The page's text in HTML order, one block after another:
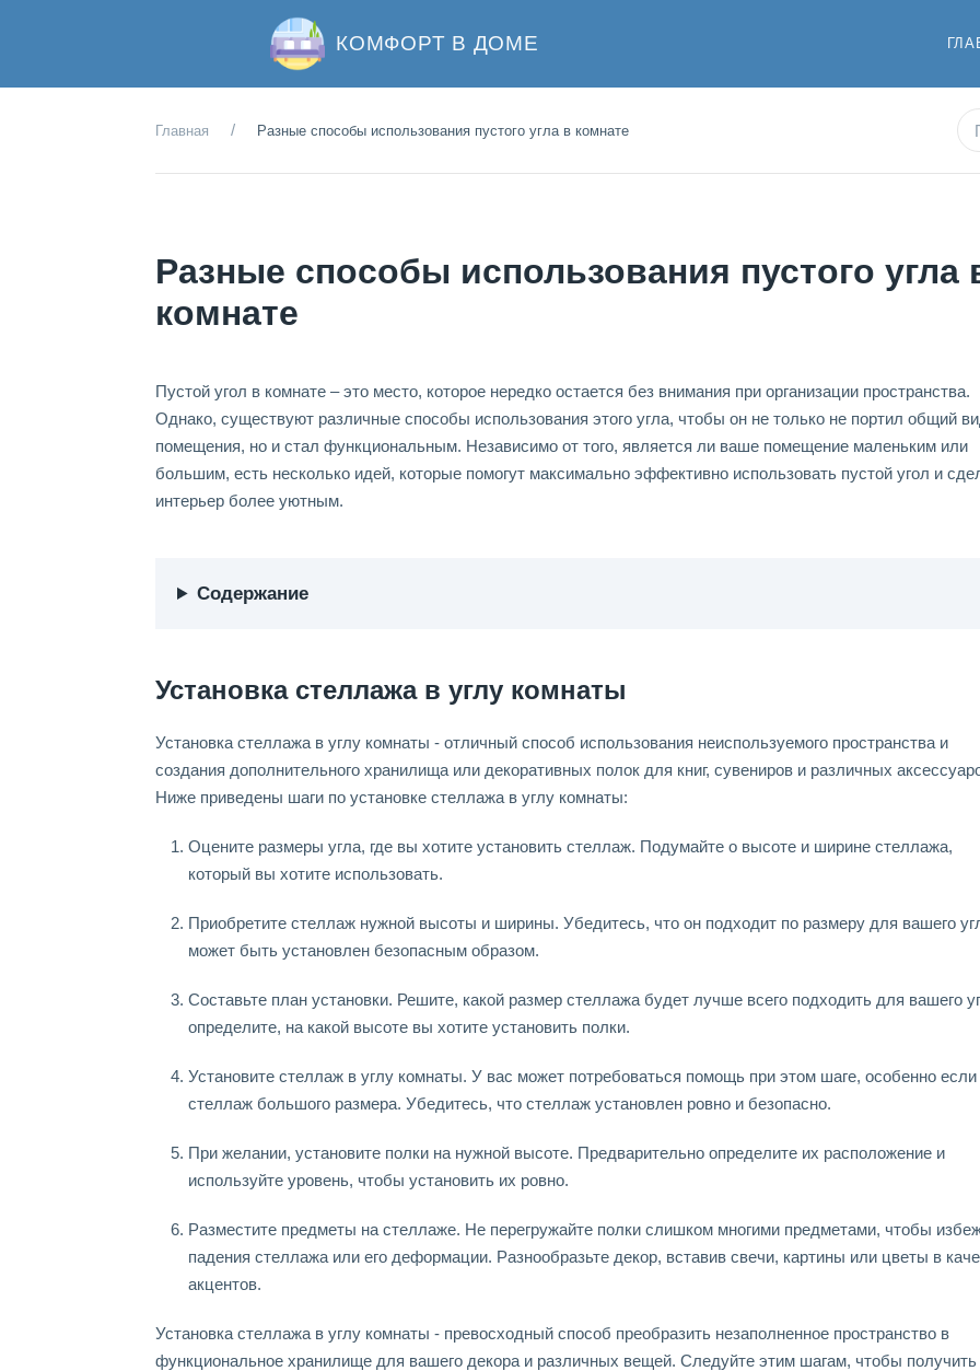
КОМФОРТ В ДОМЕ
Главная Разные способы использования пустого угла в комнате
Разные способы использования пустого угла
комнате
Пустой угол в комнате – это место, которое нередко остается без внимания при организации пространства.
Однако, существуют различные способы использования этого угла, чтобы он не только не портил общий
помещения, но и стал функциональным. Независимо от того, является ли ваше помещение маленьким или
большим, есть несколько идей, которые помогут максимально эффективно использовать пустой угол и
интерьер более уютным.
Содержание
Установка стеллажа в углу комнаты
Установка стеллажа в углу комнаты - отличный способ использования неиспользуемого пространства и
создания дополнительного хранилища или декоративных полок для книг, сувениров и различных
Ниже приведены шаги по установке стеллажа в углу комнаты:
Оцените размеры угла, где вы хотите установить стеллаж. Подумайте о высоте и ширине стеллажа,
который вы хотите использовать.
Приобретите стеллаж нужной высоты и ширины. Убедитесь, что он подходит по размеру для вашего
может быть установлен безопасным образом.
Составьте план установки. Решите, какой размер стеллажа будет лучше всего подходить для вашего
определите, на какой высоте вы хотите установить полки.
Установите стеллаж в углу комнаты. У вас может потребоваться помощь при этом шаге, особенно если
стеллаж большого размера. Убедитесь, что стеллаж установлен ровно и безопасно.
При желании, установите полки на нужной высоте. Предварительно определите их расположение и
используйте уровень, чтобы установить их ровно.
Разместите предметы на стеллаже. Не перегружайте полки слишком многими предметами, чтобы
падения стеллажа или его деформации. Разнообразьте декор, вставив свечи, картины или цветы в
акцентов.
Установка стеллажа в углу комнаты - превосходный способ преобразить незаполненное пространство в
функциональное хранилище для вашего декора и различных вещей. Следуйте этим шагам, чтобы получить